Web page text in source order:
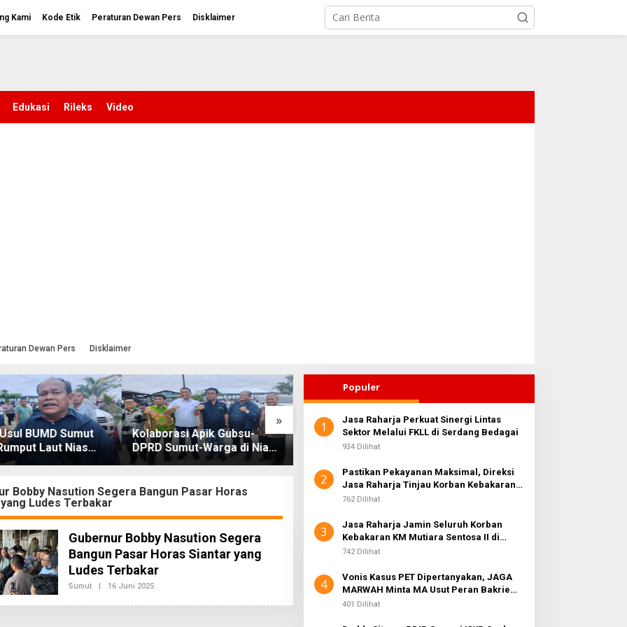
Kami Kode Etik Peraturan Dewan Pers Disklaimer
Edukasi Rileks Video
Dewan Pers Disklaimer
»
Apik Gubsu-
Warga di Nias
Rusak Puluhan
Warga Kepulauan Nias Siap
Kawal Program Berkantor
Gubsu Bobby Nasution
Lahirkan Generasi Bebas
Stunting, Wali Kota
Optimalisasi SP3 Catin
Di Balik Laba Bersih Rp10,4
Telkomsel Nugroho Terkait
Dugaan Kasus Notifikasi
Bobby Nasution Segera Bangun Pasar Horas
Ludes Terbakar
Gubernur Bobby Nasution Segera
Bangun Pasar Horas Siantar yang
Ludes Terbakar
Sumut | 16 Juni 2025O
E
Populer
1
Jasa Raharja Perkuat Sinergi Lintas
Sektor Melalui FKLL di Serdang Bedagai
934 Dilihat
2
Pastikan Pekayanan Maksimal, Direksi
Jasa Raharja Tinjau Korban Kebakaran
KM Mutiara Sentosa II
762 Dilihat
3
Jasa Raharja Jamin Seluruh Korban
Kebakaran KM Mutiara Sentosa II di
Perairan Sumenep
742 Dilihat
4
Vonis Kasus PET Dipertanyakan, JAGA
MARWAH Minta MA Usut Peran Bakrie
Group
401 Dilihat